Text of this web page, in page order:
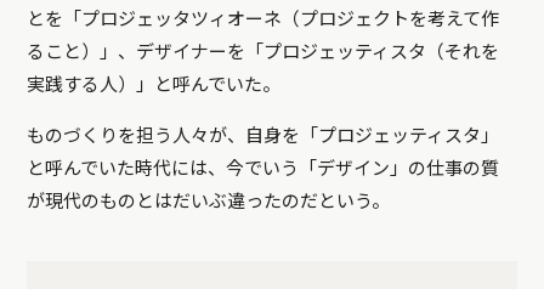
とを「プロジェッタツィオーネ（プロジェクトを考えて作
ること）」、デザイナーを「プロジェッティスタ（それを
実践する人）」と呼んでいた。
ものづくりを担う人々が、自身を「プロジェッティスタ」
と呼んでいた時代には、今でいう「デザイン」の仕事の質
が現代のものとはだいぶ違ったのだという。